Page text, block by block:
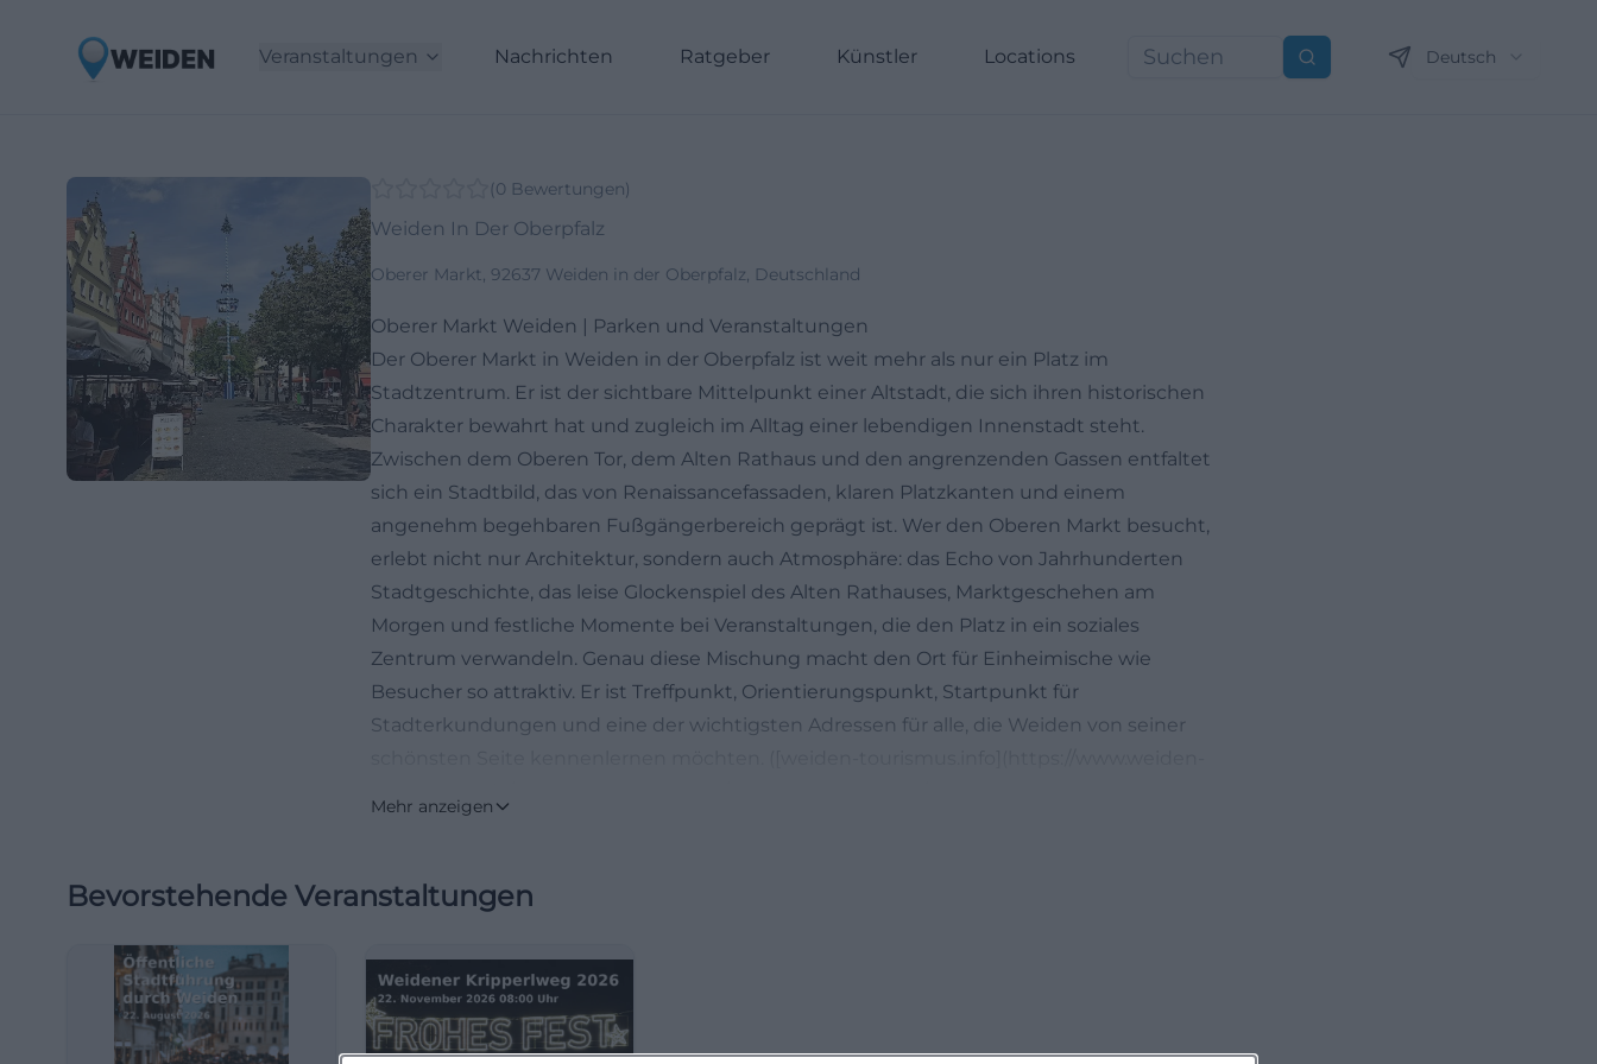
Veranstaltungen Nachrichten Ratgeber Künstler Locations Suchen Deutsch
(0 Bewertungen)
Weiden In Der Oberpfalz
Oberer Markt, 92637 Weiden in der Oberpfalz, Deutschland
Oberer Markt Weiden | Parken und Veranstaltungen
Der Oberer Markt in Weiden in der Oberpfalz ist weit mehr als nur ein Platz im
Stadtzentrum. Er ist der sichtbare Mittelpunkt einer Altstadt, die sich ihren historischen
Charakter bewahrt hat und zugleich im Alltag einer lebendigen Innenstadt steht.
Zwischen dem Oberen Tor, dem Alten Rathaus und den angrenzenden Gassen entfaltet
sich ein Stadtbild, das von Renaissancefassaden, klaren Platzkanten und einem
angenehm begehbaren Fußgängerbereich geprägt ist. Wer den Oberen Markt besucht,
erlebt nicht nur Architektur, sondern auch Atmosphäre: das Echo von Jahrhunderten
Stadtgeschichte, das leise Glockenspiel des Alten Rathauses, Marktgeschehen am
Morgen und festliche Momente bei Veranstaltungen, die den Platz in ein soziales
Zentrum verwandeln. Genau diese Mischung macht den Ort für Einheimische wie
Besucher so attraktiv. Er ist Treffpunkt, Orientierungspunkt, Startpunkt für
Stadterkundungen und eine der wichtigsten Adressen für alle, die Weiden von seiner
Marktplatz von Weiden verbunden. Zwischen dem Oberen Tor und dem Unteren Tor
den Bereich zwischen dem Oberen Tor und dem Alten Rathaus. Besonders prägend sind
die schönen Giebelhäuser aus der Zeit nach 1540, die dem Platz bis heute ein
unverwechselbares Gesicht geben. In den Bürgerhäusern lassen sich die Stilmerkmale
der Renaissance erkennen, wodurch der Oberer Markt nicht wie eine zufällige Freifläche
Mehr anzeigen
Bevorstehende Veranstaltungen